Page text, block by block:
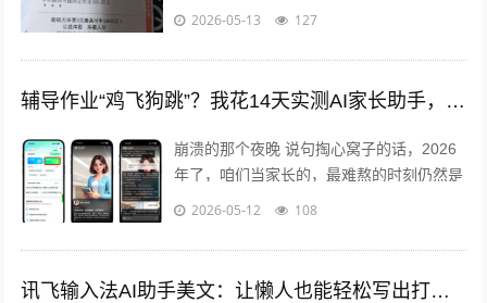
OpenClaw当成亲儿子养，指望它能给自己
2026-05-13 127
辅导作业“鸡飞狗跳”？我花14天实测AI家长助手，发现了这些意想不到的变化
崩溃的那个夜晚 说句掏心窝子的话，2026
年了，咱们当家长的，最难熬的时刻仍然是
——辅导作业。...
2026-05-12 108
讯飞输入法AI助手美文：让懒人也能轻松写出打动人的好文章